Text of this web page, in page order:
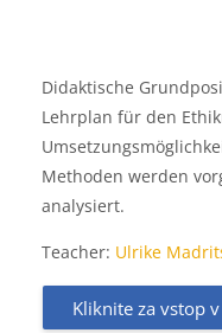
Didaktische
Lehrplan für den
Methoden werden
analysiert.
Teacher: Ulrike
Kliknite za vstop